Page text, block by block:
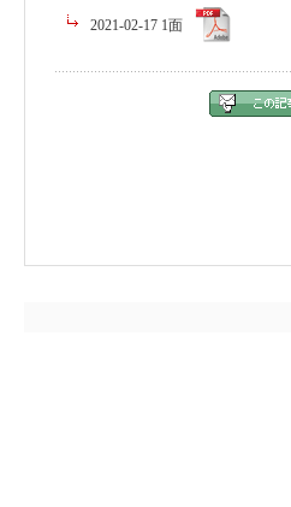
2021-02-17 1面